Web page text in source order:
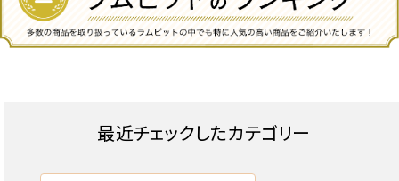
最近チェックしたカテゴリー